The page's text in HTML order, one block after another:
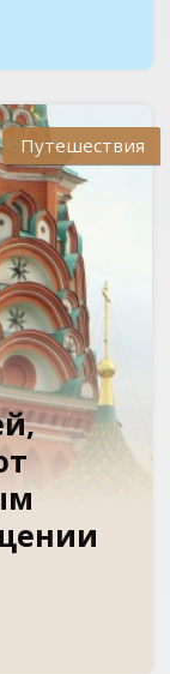
Путешествия